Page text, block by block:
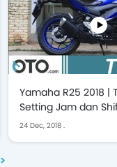
Yamaha R25 2018 |
Setting Jam dan
Light | OTO.com
24 Dec, 2018 .